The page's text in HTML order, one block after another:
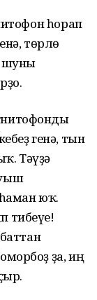
һорап
төрлө
шуны
генә, тын
Тәүҙә
юҡ.
тибеүе!
ҙа, иң